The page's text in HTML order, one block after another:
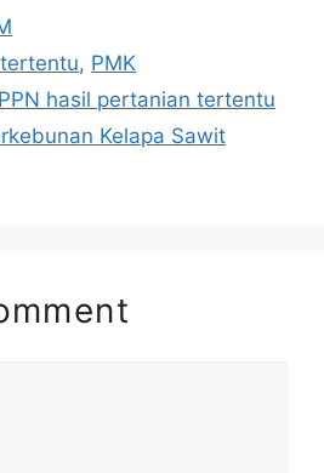
, PMK
PPN hasil pertanian tertentu
Kelapa Sawit